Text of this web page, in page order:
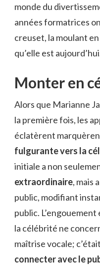
monde du
années formatrices
creuset, la moulant en
qu’elle est
Monter en
Alors que Marianne
la première fois, les
éclatèrent
fulgurante vers la
initiale a non
extraordinaire, mais
public, modifiant
public.
la célébrité ne
maîtrise vocale;
connecter avec le